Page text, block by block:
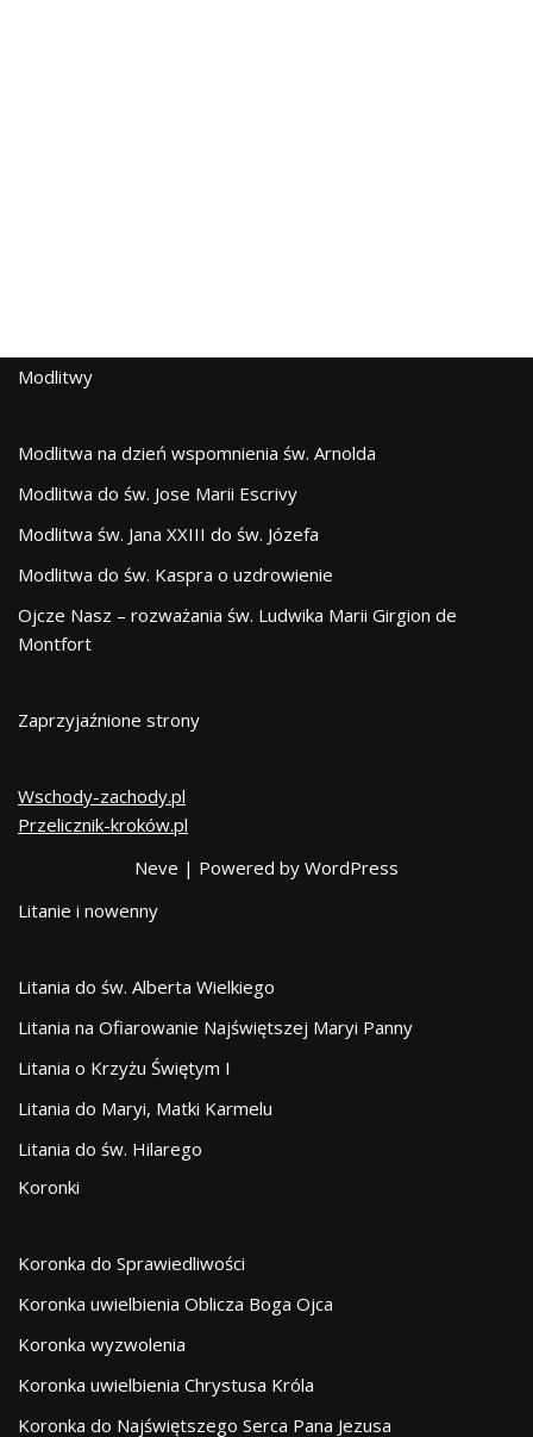
Modlitwy
Modlitwa na dzień wspomnienia św. Arnolda
Modlitwa do św. Jose Marii Escrivy
Modlitwa św. Jana XXIII do św. Józefa
Modlitwa do św. Kaspra o uzdrowienie
Ojcze Nasz – rozważania św. Ludwika Marii Girgion de
Montfort
Zaprzyjaźnione strony
Wschody-zachody.pl
Przelicznik-kroków.pl
Neve | Powered by WordPress
Litanie i nowenny
Litania do św. Alberta Wielkiego
Litania na Ofiarowanie Najświętszej Maryi Panny
Litania o Krzyżu Świętym I
Litania do Maryi, Matki Karmelu
Litania do św. Hilarego
Koronki
Koronka do Sprawiedliwości
Koronka uwielbienia Oblicza Boga Ojca
Koronka wyzwolenia
Koronka uwielbienia Chrystusa Króla
Koronka do Najświętszego Serca Pana Jezusa